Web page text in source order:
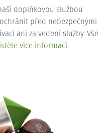
doplňkovou službou
před nebezpečnými
ani za vedení služby. Vše
více informací.